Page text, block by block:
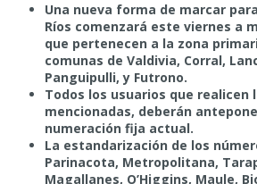
Una nueva forma de marcar
Ríos comenzará este viernes a
que pertenecen a la zona
comunas de Valdivia, Corral,
Panguipulli, y Futrono.
Todos los usuarios que
mencionadas, deberán
numeración fija actual.
La estandarización de los
Parinacota, Metropolitana,
Magallanes, O’Higgins, Maule,